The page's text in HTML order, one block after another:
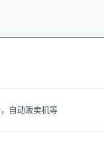
自动贩卖机等